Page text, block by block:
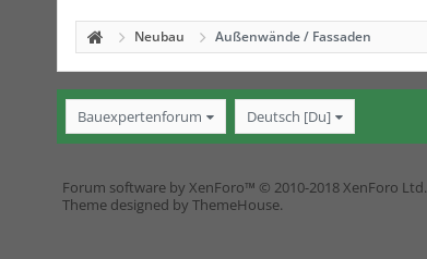
Neubau Außenwände / Fassaden
Bauexpertenforum Deutsch [Du]
Forum software by XenForo™ © 2010-2018 XenForo Ltd.
Theme designed by ThemeHouse.